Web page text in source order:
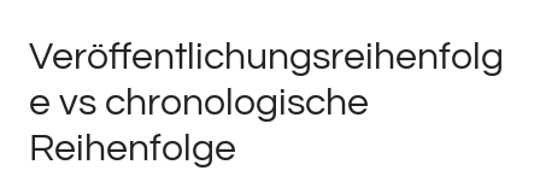
Veröffentlichungsreihenfolg
e vs chronologische
Reihenfolge